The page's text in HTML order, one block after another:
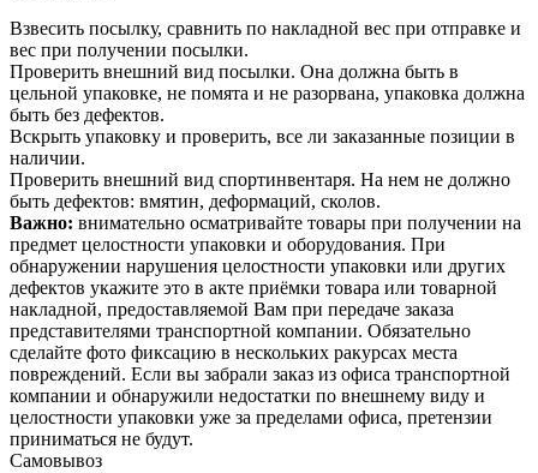
Взвесить посылку, сравнить по накладной вес при отправке и
вес при получении посылки.
Проверить внешний вид посылки. Она должна быть в
цельной упаковке, не помята и не разорвана, упаковка должна
быть без дефектов.
Вскрыть упаковку и проверить, все ли заказанные позиции в
наличии.
Проверить внешний вид спортинвентаря. На нем не должно
быть дефектов: вмятин, деформаций, сколов.
Важно: внимательно осматривайте товары при получении на
предмет целостности упаковки и оборудования. При
обнаружении нарушения целостности упаковки или других
дефектов укажите это в акте приёмки товара или товарной
накладной, предоставляемой Вам при передаче заказа
представителями транспортной компании. Обязательно
сделайте фото фиксацию в нескольких ракурсах места
повреждений. Если вы забрали заказ из офиса транспортной
компании и обнаружили недостатки по внешнему виду и
целостности упаковки уже за пределами офиса, претензии
приниматься не будут.
Самовывоз